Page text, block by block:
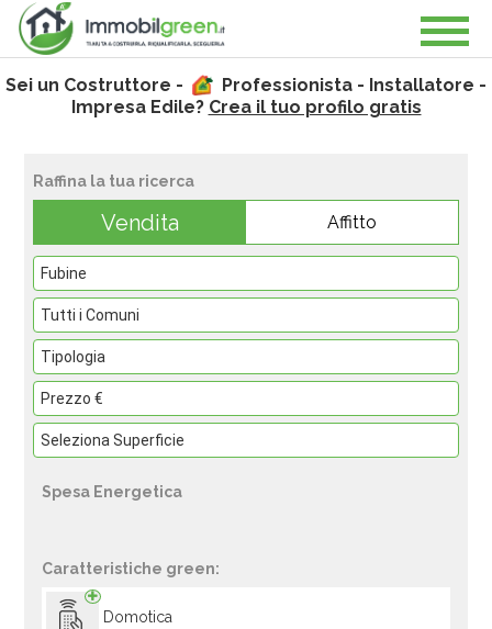
Sei un Costruttore -
Professionista - Installatore -
Impresa Edile? Crea il tuo profilo gratis
Raffina la tua ricerca
Vendita Affitto
Spesa Energetica
Caratteristiche green:
Domotica